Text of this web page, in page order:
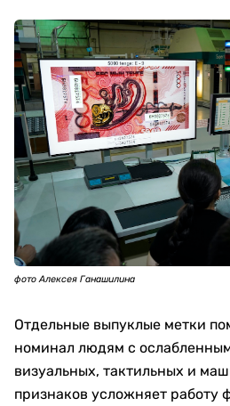
фото Алексея Ганашилина
Отдельные выпуклые метки
номинал людям с
визуальных, тактильных и
признаков усложняет работу